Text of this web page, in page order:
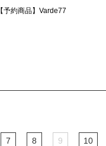
【予約商品】Varde77
7 8 9 10